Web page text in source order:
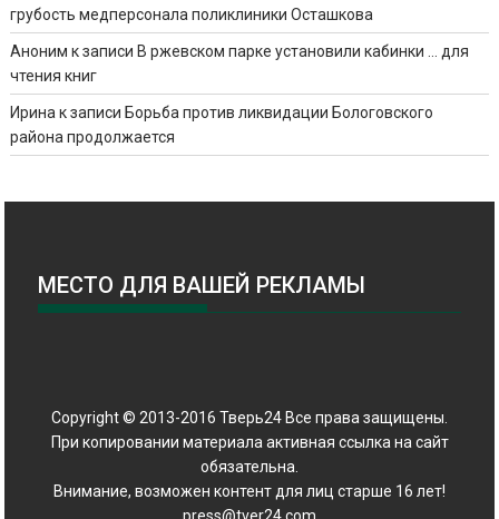
грубость медперсонала поликлиники Осташкова
Аноним к записи В ржевском парке установили кабинки … для
чтения книг
Ирина к записи Борьба против ликвидации Бологовского
района продолжается
МЕСТО ДЛЯ ВАШЕЙ РЕКЛАМЫ
Copyright © 2013-2016 Тверь24 Все права защищены.
При копировании материала активная ссылка на сайт
обязательна.
Внимание, возможен контент для лиц старше 16 лет!
press@tver24.com